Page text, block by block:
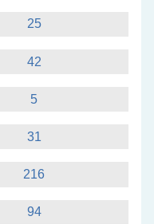
25
42
5
31
216
94